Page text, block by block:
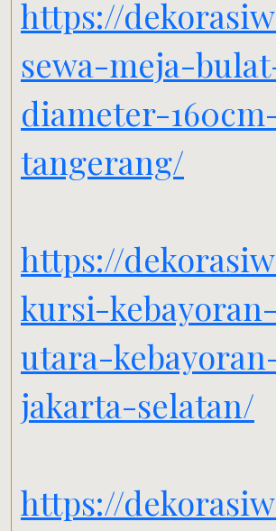
https://
sewa-meja-
diameter-
tangerang/
https://
kursi-
utara-
jakarta-selatan/
https://